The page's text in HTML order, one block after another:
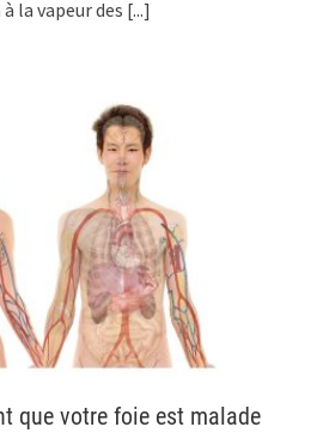
la vapeur des [...]
que votre foie est malade